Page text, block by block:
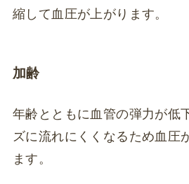
縮して血圧が上がります。
加齢
年齢とともに血管の弾力が低
ズに流れにくくなるため血圧
ます。